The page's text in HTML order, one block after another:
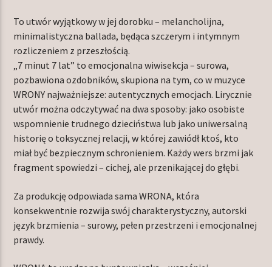
INDIE ORBIT
18:00 20:00
Radio Orbit
To utwór wyjątkowy w jej dorobku – melancholijna,
minimalistyczna ballada, będąca szczerym i intymnym
rozliczeniem z przeszłością.
„7 minut 7 lat” to emocjonalna wiwisekcja – surowa,
pozbawiona ozdobników, skupiona na tym, co w muzyce
WRONY najważniejsze: autentycznych emocjach. Lirycznie
utwór można odczytywać na dwa sposoby: jako osobiste
wspomnienie trudnego dzieciństwa lub jako uniwersalną
historię o toksycznej relacji, w której zawiódł ktoś, kto
miał być bezpiecznym schronieniem. Każdy wers brzmi jak
fragment spowiedzi – cichej, ale przenikającej do głębi.
Za produkcję odpowiada sama WRONA, która
konsekwentnie rozwija swój charakterystyczny, autorski
język brzmienia – surowy, pełen przestrzeni i emocjonalnej
prawdy.